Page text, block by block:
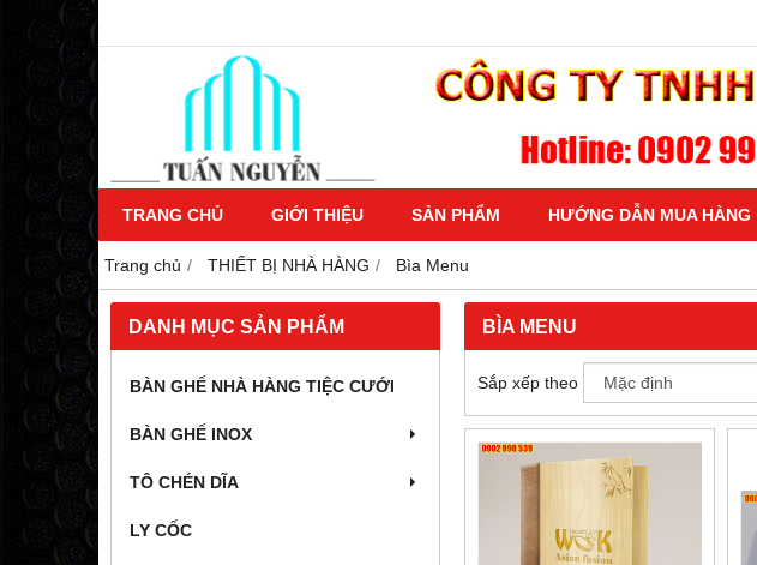
TRANG CHỦ GIỚI THIỆU SẢN PHẨM HƯỚNG DẪN MUA HÀNG
Trang chủ THIẾT BỊ NHÀ HÀNG Bìa Menu
DANH MỤC SẢN PHẨM
BÀN GHẾ NHÀ HÀNG TIỆC CƯỚI
BÀN GHẾ INOX
TÔ CHÉN DĨA
LY CỐC
BÌA MENU
Sắp xếp theo